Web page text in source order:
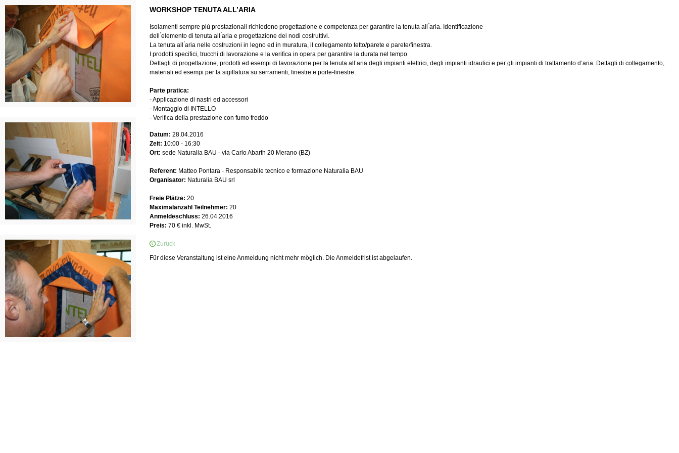
WORKSHOP TENUTA ALL’ARIA
Isolamenti sempre più prestazionali richiedono progettazione e competenza per garantire la tenuta all ́aria. Identificazione
dell ́elemento di tenuta all ́aria e progettazione dei nodi costruttivi.
La tenuta all ́aria nelle costruzioni in legno ed in muratura, il collegamento tetto/parete e parete/finestra.
I prodotti specifici, trucchi di lavorazione e la verifica in opera per garantire la durata nel tempo
Dettagli di progettazione, prodotti ed esempi di lavorazione per la tenuta all’aria degli impianti elettrici, degli impianti idraulici e per gli impianti di trattamento d’aria. Dettagli di collegamento,
materiali ed esempi per la sigillatura su serramenti, finestre e porte-finestre.
Parte pratica:
- Applicazione di nastri ed accessori
- Montaggio di INTELLO
- Verifica della prestazione con fumo freddo
Datum: 28.04.2016
Zeit: 10:00 - 16:30
Ort: sede Naturalia BAU - via Carlo Abarth 20 Merano (BZ)
Referent: Matteo Pontara - Responsabile tecnico e formazione Naturalia BAU
Organisator: Naturalia BAU srl
Freie Plätze: 20
Maximalanzahl Teilnehmer: 20
Anmeldeschluss: 26.04.2016
Preis: 70 € inkl. MwSt.
Zurück
Für diese Veranstaltung ist eine Anmeldung nicht mehr möglich. Die Anmeldefrist ist abgelaufen.